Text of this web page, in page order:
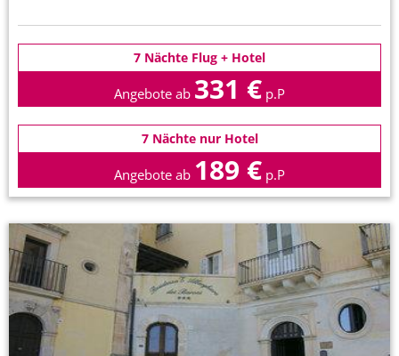
7 Nächte Flug + Hotel
Angebote ab 331 € p.P
7 Nächte nur Hotel
Angebote ab 189 € p.P